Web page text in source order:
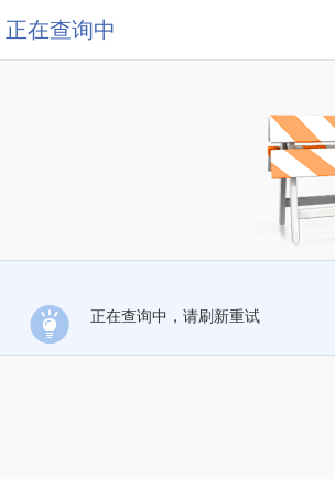
正在查询中
正在查询中，请刷新重试